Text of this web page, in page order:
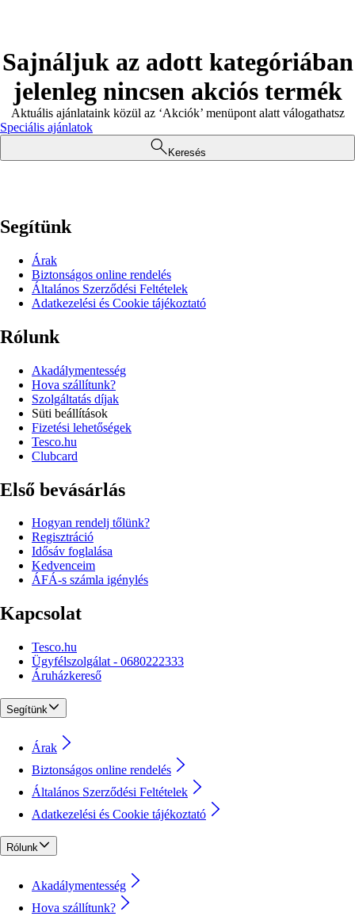
Sajnáljuk az adott kategóriában
jelenleg nincsen akciós termék
Aktuális ajánlataink közül az ‘Akciók’ menüpont alatt válogathatsz
Speciális ajánlatok
Keresés
Segítünk
Árak
Biztonságos online rendelés
Általános Szerződési Feltételek
Adatkezelési és Cookie tájékoztató
Rólunk
Akadálymentesség
Hova szállítunk?
Szolgáltatás díjak
Süti beállítások
Fizetési lehetőségek
Tesco.hu
Clubcard
Első bevásárlás
Hogyan rendelj tőlünk?
Regisztráció
Idősáv foglalása
Kedvenceim
ÁFÁ-s számla igénylés
Kapcsolat
Tesco.hu
Ügyfélszolgálat - 0680222333
Áruházkereső
Segítünk
Árak
Biztonságos online rendelés
Általános Szerződési Feltételek
Adatkezelési és Cookie tájékoztató
Rólunk
Akadálymentesség
Hova szállítunk?